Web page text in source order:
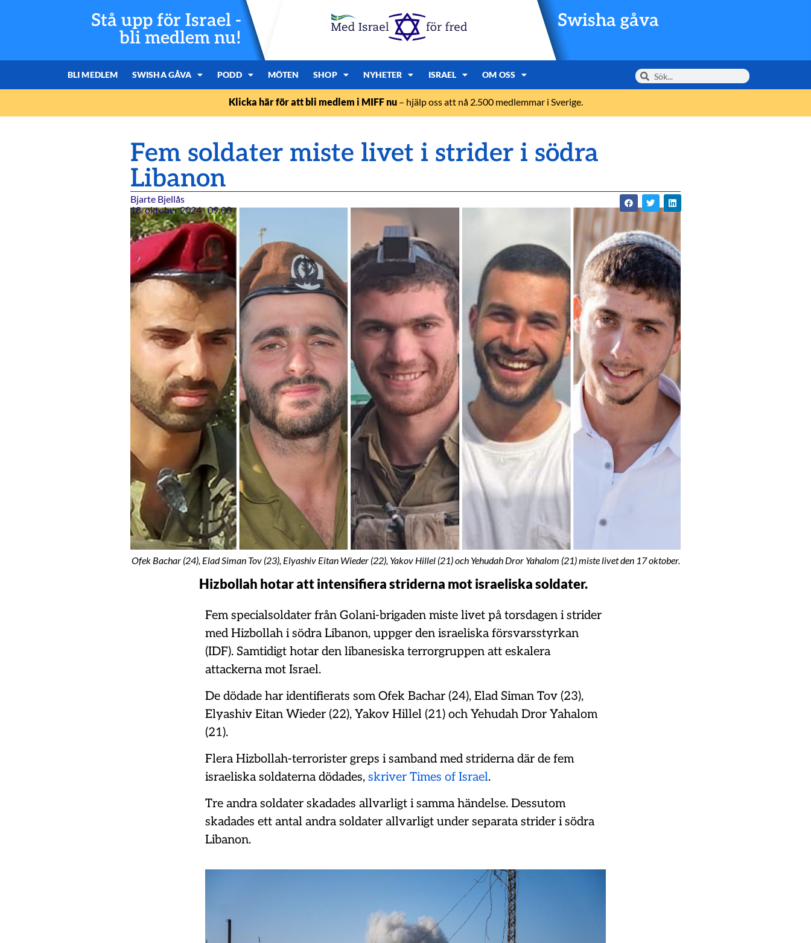
Stå upp för Israel -
bli medlem nu!
Swisha gåva
BLI MEDLEM SWISHA GÅVA PODD MÖTEN SHOP NYHETER ISRAEL OM OSS
Klicka här för att bli medlem i MIFF nu– hjälp oss att nå 2.500 medlemmar i Sverige.
Fem soldater miste livet i strider i södra
Libanon
Bjarte Bjellås
18. oktober 2024 09:00
Ofek Bachar (24), Elad Siman Tov (23), Elyashiv Eitan Wieder (22), Yakov Hillel (21) och Yehudah Dror Yahalom (21) miste livet den 17 oktober.
Hizbollah hotar att intensifiera striderna mot israeliska soldater.
Fem specialsoldater från Golani-brigaden miste livet på torsdagen i strider
med Hizbollah i södra Libanon, uppger den israeliska försvarsstyrkan
(IDF). Samtidigt hotar den libanesiska terrorgruppen att eskalera
attackerna mot Israel.
De dödade har identifierats som Ofek Bachar (24), Elad Siman Tov (23),
Elyashiv Eitan Wieder (22), Yakov Hillel (21) och Yehudah Dror Yahalom
(21).
Flera Hizbollah-terrorister greps i samband med striderna där de fem
israeliska soldaterna dödades, skriver Times of Israel.
Tre andra soldater skadades allvarligt i samma händelse. Dessutom
skadades ett antal andra soldater allvarligt under separata strider i södra
Libanon.